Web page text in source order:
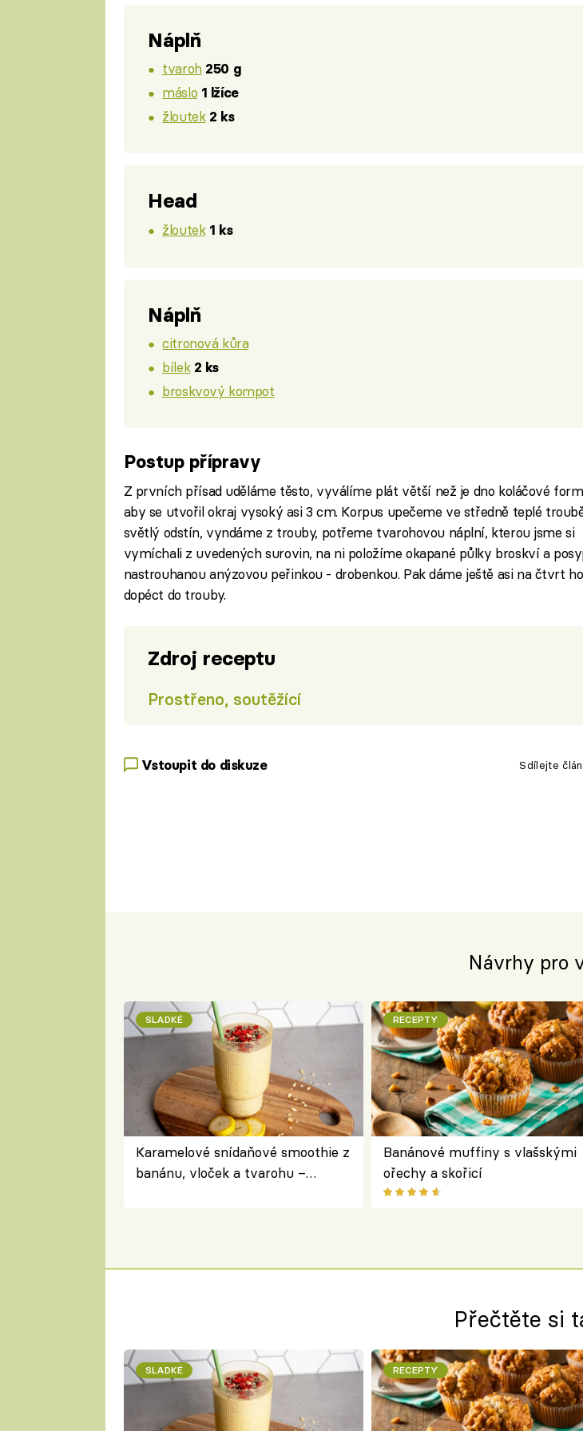
Náplň
tvaroh 250 g
máslo 1 lžíce
žloutek 2 ks
Head
žloutek 1 ks
Náplň
citronová kůra
bílek 2 ks
broskvový kompot
Postup přípravy
Z prvních přísad uděláme těsto, vyválíme plát větší než je dno koláčové
aby se utvořil okraj vysoký asi 3 cm. Korpus upečeme ve středně teplé
světlý odstín, vyndáme z trouby, potřeme tvarohovou náplní, kterou jsme si
vymíchali z uvedených surovin, na ni položíme okapané půlky broskví a
nastrouhanou anýzovou peřinkou - drobenkou. Pak dáme ještě asi na čtvrt
dopéct do trouby.
Zdroj receptu
Prostřeno, soutěžící
Vstoupit do diskuze Sdílejte
Návrhy pro
SLADKÉ
Karamelové snídaňové smoothie z
banánu, vloček a tvarohu –
RECEPTY
Banánové muffiny s vlašskými
ořechy a skořicí
Přečtěte si
SLADKÉ RECEPTY